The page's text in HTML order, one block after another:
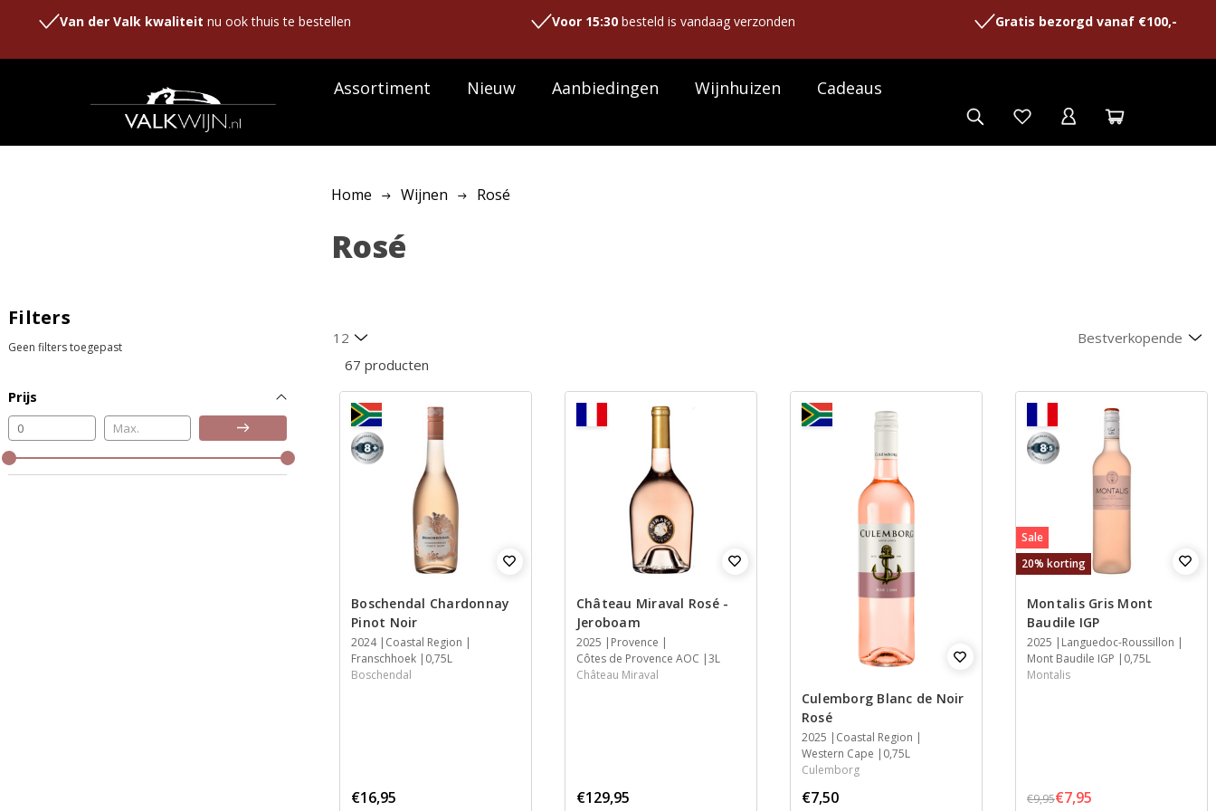
Van der Valk kwaliteit nu ook thuis te bestellen Voor 15:30besteld is vandaag verzonden Gratis bezorgd vanaf €100,-
Assortiment Nieuw Aanbiedingen Wijnhuizen Cadeaus
Home Wijnen Rosé
Rosé
67 producten
Filters
Geen filters toegepast
Prijs
Bijwerken
8+
Boschendal Chardonnay
Pinot Noir
Jaar
2024
StreekCoastal Region
Streek
Franschhoek
Inhoud
0,75L
Boschendal
€16,95
Château Miraval Rosé -
Jeroboam
Jaar
2025
StreekProvence
Streek
Côtes de Provence AOC
Inhoud
3L
Château Miraval
€129,95
Culemborg Blanc de Noir
Rosé
Jaar
2025
StreekCoastal Region
Streek
Western Cape
Inhoud
0,75L
Culemborg
€7,50
Sale
20% korting
8,5
Montalis Gris Mont
Baudile IGP
Jaar
2025
StreekLanguedoc-Roussillon
Streek
Mont Baudile IGP
Inhoud
0,75L
Montalis
€9,95€7,95